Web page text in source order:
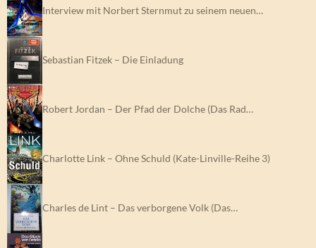
Interview mit Norbert Sternmut zu seinem neuen…
Sebastian Fitzek – Die Einladung
Robert Jordan – Der Pfad der Dolche (Das Rad…
Charlotte Link – Ohne Schuld (Kate-Linville-Reihe 3)
Charles de Lint – Das verborgene Volk (Das…